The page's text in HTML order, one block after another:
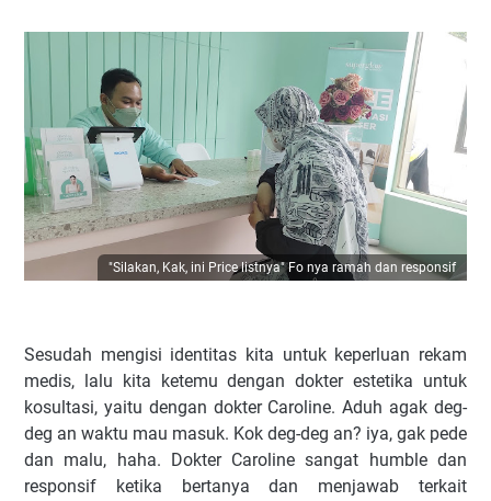
"Silakan, Kak, ini Price listnya" Fo nya ramah dan responsif
Sesudah mengisi identitas kita untuk keperluan rekam
medis, lalu kita ketemu dengan dokter estetika untuk
kosultasi, yaitu dengan dokter Caroline. Aduh agak deg-
deg an waktu mau masuk. Kok deg-deg an? iya, gak pede
dan malu, haha. Dokter Caroline sangat humble dan
responsif ketika bertanya dan menjawab terkait